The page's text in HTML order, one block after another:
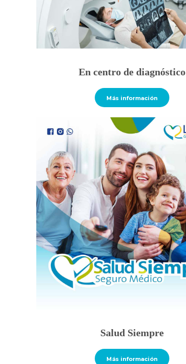
En centro de diagnóstico
Más información
Salud Siempre
Más información